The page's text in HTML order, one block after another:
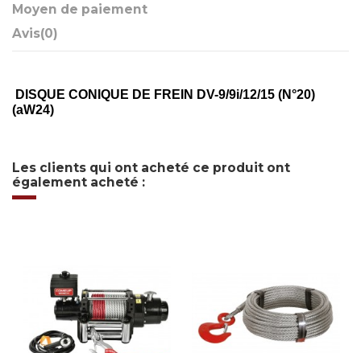
Moyen de paiement
Avis(0)
DISQUE CONIQUE DE FREIN DV-9/9i/12/15 (N°20)
(aW24)
Les clients qui ont acheté ce produit ont
également acheté :